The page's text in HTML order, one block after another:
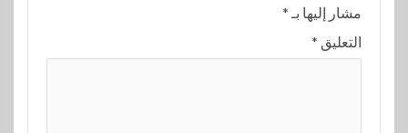
مشار إليها بـ *
التعليق *